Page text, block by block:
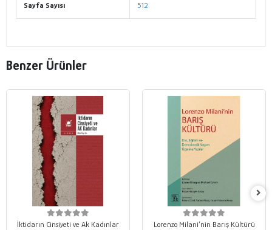
Sayfa Sayısı 512
Benzer Ürünler
İktidarın Cinsiyeti ve Ak Kadınlar Lorenzo Milani’nin Barış Kültürü